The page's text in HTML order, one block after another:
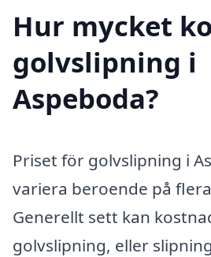
Hur mycket
golvslipning i
Aspeboda?
Priset för golvslipning i
variera beroende på
Generellt sett kan
golvslipning, eller